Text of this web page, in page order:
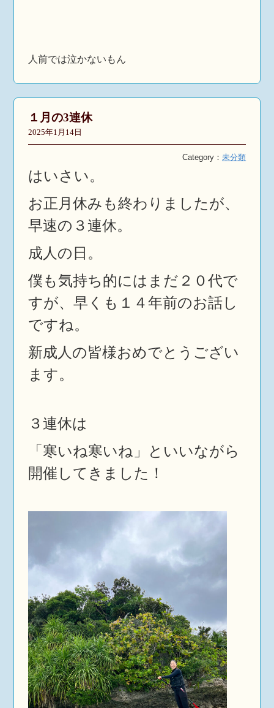
人前では泣かないもん
１月の3連休
2025年1月14日
Category：未分類
はいさい。
お正月休みも終わりましたが、
早速の３連休。
成人の日。
僕も気持ち的にはまだ２０代で
すが、早くも１４年前のお話し
ですね。
新成人の皆様おめでとうござい
ます。
３連休は
「寒いね寒いね」といいながら
開催してきました！